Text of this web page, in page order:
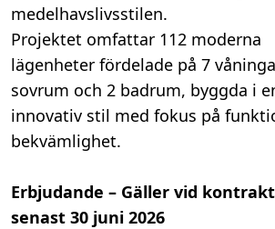
medelhavslivsstilen.
Projektet omfattar 112 moderna
lägenheter fördelade på 7
sovrum och 2 badrum, byggda i
innovativ stil med fokus på
bekvämlighet.
Erbjudande – Gäller vid
senast 30 juni 2026